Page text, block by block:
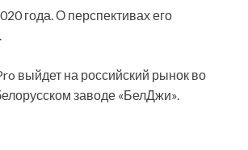
года. О перспективах его
выйдет на российский рынок во
заводе «БелДжи».